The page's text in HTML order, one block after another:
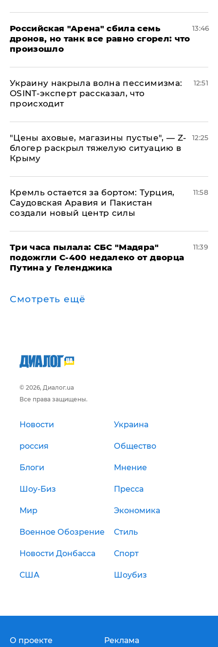
​Российская "Арена" сбила семь
дронов, но танк все равно сгорел: что
произошло
13:46
​Украину накрыла волна пессимизма:
OSINT-эксперт рассказал, что
происходит
12:51
​"Цены аховые, магазины пустые", — Z-
блогер раскрыл тяжелую ситуацию в
Крыму
12:25
​Кремль остается за бортом: Турция,
Саудовская Аравия и Пакистан
создали новый центр силы
11:58
Три часа пылала: СБС "Мадяра"
подожгли С-400 недалеко от дворца
Путина у Геленджика
11:39
Смотреть ещё
© 2026, Диалог.ua
Все права защищены.
Новости Украина
россия Общество
Блоги Мнение
Шоу-Биз Пресса
Мир Экономика
Военное Обозрение Стиль
Новости Донбасса Спорт
США Шоубиз
О проекте Реклама